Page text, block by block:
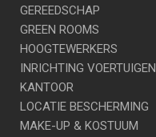
GEREEDSCHAP
GREEN ROOMS
HOOGTEWERKERS
INRICHTING VOERTUIGEN
KANTOOR
LOCATIE BESCHERMING
MAKE-UP & KOSTUUM